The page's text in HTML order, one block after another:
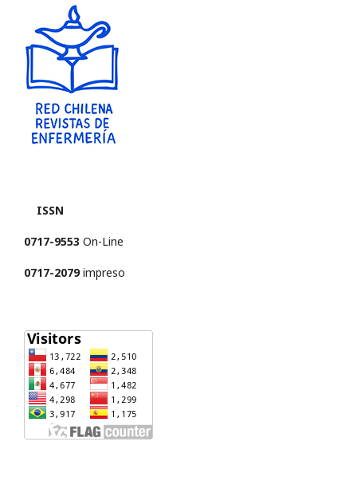
ISSN
0717-9553 On-Line
0717-2079impreso